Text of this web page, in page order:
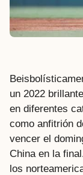
un 2022
en diferentes
como anfitrión
vencer el
China en la
los